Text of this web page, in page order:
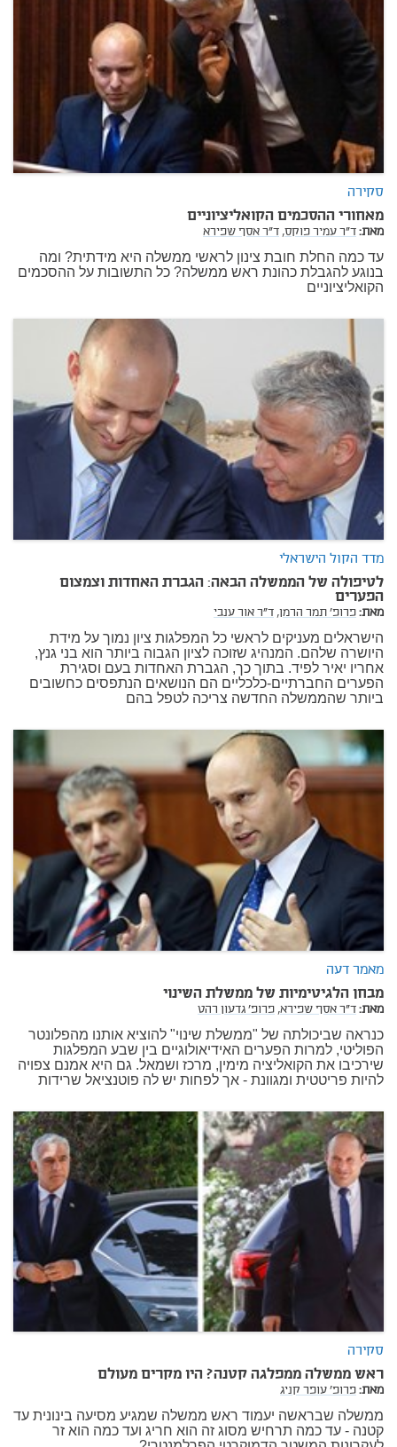
סקירה
מאחורי ההסכמים הקואליציוניים
מאת:ד"ר עמיר פוקס,ד"ר אסף שפירא
עד כמה החלת חובת צינון לראשי ממשלה היא מידתית? ומה
בנוגע להגבלת כהונת ראש ממשלה? כל התשובות על ההסכמים
הקואליציוניים
מדד הקול הישראלי
לטיפולה של הממשלה הבאה: הגברת האחדות וצמצום
הפערים
מאת:פרופ' תמר הרמן, ד"ר אור ענבי
הישראלים מעניקים לראשי כל המפלגות ציון נמוך על מידת
היושרה שלהם. המנהיג שזוכה לציון הגבוה ביותר הוא בני גנץ,
אחריו יאיר לפיד. בתוך כך, הגברת האחדות בעם וסגירת
הפערים החברתיים-כלכליים הם הנושאים הנתפסים כחשובים
ביותר שהממשלה החדשה צריכה לטפל בהם
מאמר דעה
מבחן הלגיטימיות של ממשלת השינוי
מאת:ד"ר אסף שפירא, פרופ' גדעון רהט
כנראה שביכולתה של "ממשלת שינוי" להוציא אותנו מהפלונטר
הפוליטי, למרות הפערים האידיאולוגיים בין שבע המפלגות
שירכיבו את הקואליציה מימין, מרכז ושמאל. גם היא אמנם צפויה
להיות פריטטית ומגוונת - אך לפחות יש לה פוטנציאל שרידות
סקירה
ראש ממשלה ממפלגה קטנה? היו מקרים מעולם
מאת:פרופ' עופר קניג
ממשלה שבראשה יעמוד ראש ממשלה שמגיע מסיעה בינונית עד
קטנה - עד כמה תרחיש מסוג זה הוא חריג ועד כמה הוא זר